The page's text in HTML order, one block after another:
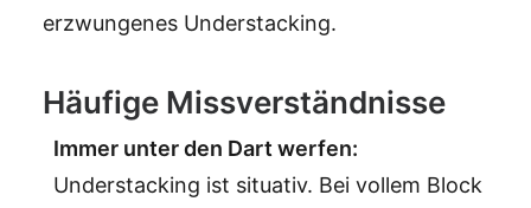
erzwungenes Understacking.
Häufige Missverständnisse
Immer unter den Dart werfen:
Understacking ist situativ. Bei vollem Block